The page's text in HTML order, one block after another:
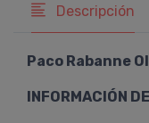
Descripción
Paco Rabanne
INFORMACIÓN